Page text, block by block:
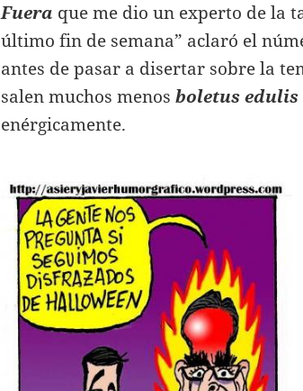
Fuera que me dio un experto de la
último fin de semana” aclaró el
antes de pasar a disertar sobre la
salen muchos menosboletus edulis
enérgicamente.